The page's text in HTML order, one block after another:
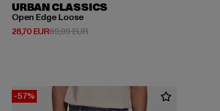
URBAN CLASSICS
Open Edge Loose
28,70 EUR
Derzeitiger Preis: 28,70 EUR
69,99 EURAktionspreis: 69,99 EUR
-57%